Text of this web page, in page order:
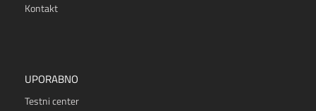
Kontakt
UPORABNO
Testni center